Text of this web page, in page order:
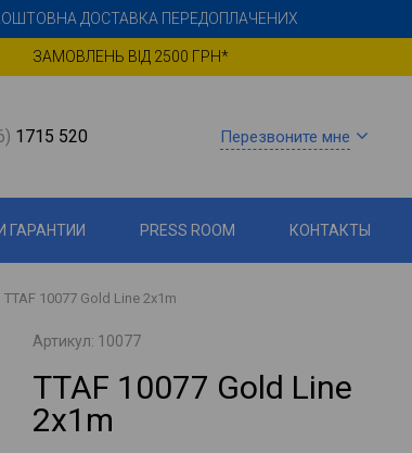
ДОСТАВКА ПЕРЕДОПЛАЧЕНИХ
ЗАМОВЛЕНЬ ВІД 2500 ГРН*
1715 520 Перезвоните мне
ГАРАНТИИ PRESS ROOM КОНТАКТЫ
TTAF 10077 Gold Line 2x1m
Артикул: 10077
TTAF 10077 Gold Line
2x1m